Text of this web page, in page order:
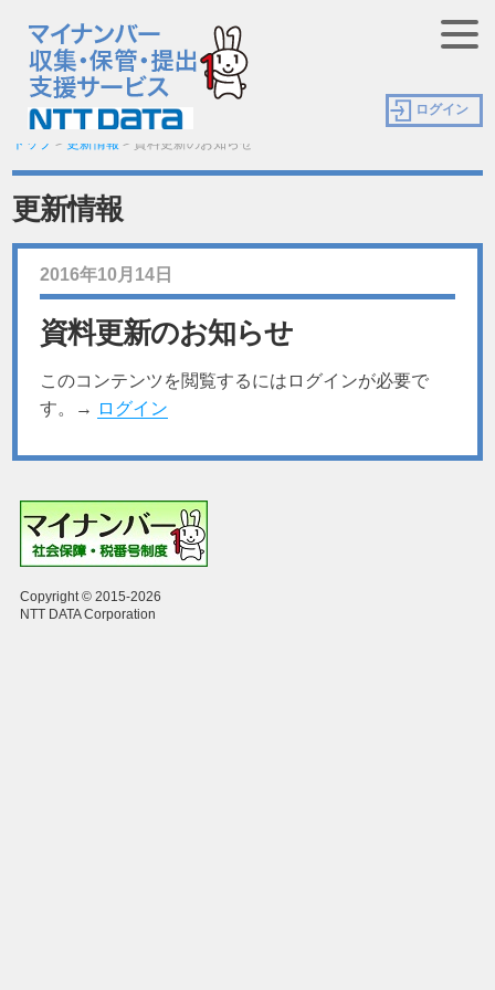
ログイン
トップ > 更新情報 > 資料更新のお知らせ
更新情報
2016年10月14日
資料更新のお知らせ
このコンテンツを閲覧するにはログインが必要で
す。→ ログイン
Copyright © 2015-2026
NTT DATA Corporation